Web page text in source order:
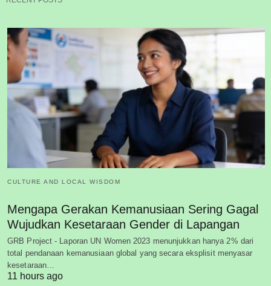
CULTURE AND LOCAL WISDOM
Mengapa Gerakan Kemanusiaan Sering Gagal
Wujudkan Kesetaraan Gender di Lapangan
GRB Project - Laporan UN Women 2023 menunjukkan hanya 2% dari
total pendanaan kemanusiaan global yang secara eksplisit menyasar
kesetaraan…
11 hours ago